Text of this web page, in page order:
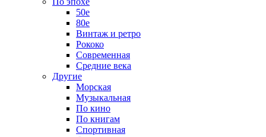
50е
80е
Винтаж и ретро
Рококо
Современная
Средние века
Другие
Морская
Музыкальная
По кино
По книгам
Спортивная